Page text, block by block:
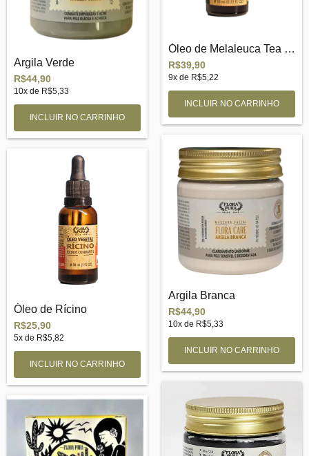
Argila Verde
R$44,90
10x de R$5,33
Óleo de Melaleuca Tea Tree
R$39,90
9x de R$5,22
Óleo de Rícino
R$25,90
5x de R$5,82
Argila Branca
R$44,90
10x de R$5,33